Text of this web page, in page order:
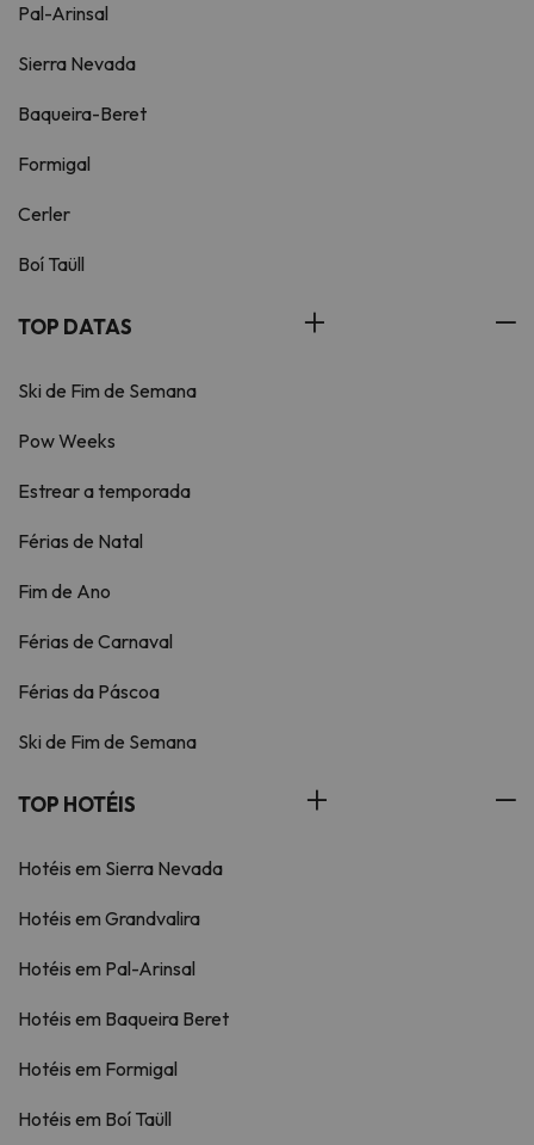
Pal-Arinsal
Sierra Nevada
Baqueira-Beret
Formigal
Cerler
Boí Taüll
TOP DATAS
Ski de Fim de Semana
Pow Weeks
Estrear a temporada
Férias de Natal
Fim de Ano
Férias de Carnaval
Férias da Páscoa
Ski de Fim de Semana
TOP HOTÉIS
Hotéis em Sierra Nevada
Hotéis em Grandvalira
Hotéis em Pal-Arinsal
Hotéis em Baqueira Beret
Hotéis em Formigal
Hotéis em Boí Taüll